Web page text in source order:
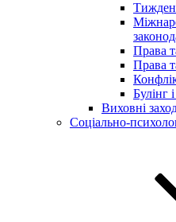
Права
Права
Булінг
Виховні
Соціально-